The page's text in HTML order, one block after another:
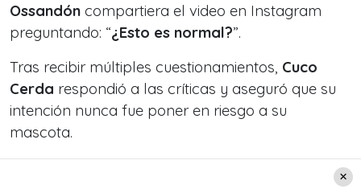
Ossandón compartiera el video en Instagram
preguntando: “¿Esto es normal?”.
Tras recibir múltiples cuestionamientos, Cuco
Cerda respondió a las críticas y aseguró que su
intención nunca fue poner en riesgo a su
mascota.